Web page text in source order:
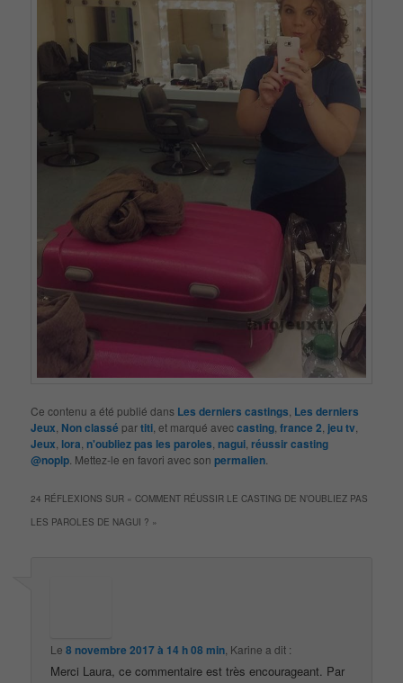
Ce contenu a été publié dans Les derniers castings Les derniers
Jeux Non classé partiti , et marqué aveccasting ,france 2 jeu tv
Jeux lora n'oubliez pas les paroles nagui réussir casting
@noplp . Mettez-le en favori avec sonpermalien
24 RÉFLEXIONS SUR «COMMENT RÉUSSIR LE CASTING DE N’OUBLIEZ PAS
LES PAROLES DE NAGUI ? »
Le8 novembre 2017 à 14 h 08 min, Karine a dit :
Merci Laura, ce commentaire est très encourageant. Par